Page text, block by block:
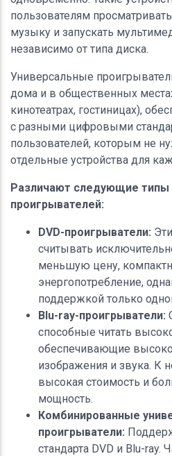
пользователям
музыку и запускать
независимо от типа диска.
Универсальные
дома и в общественных
кинотеатрах, гостиницах),
с разными цифровыми
пользователей, которым не
отдельные устройства для
Различают следующие типы
проигрывателей:
DVD-проигрыватели:
считывать
меньшую цену,
энергопотребление,
поддержкой только
Blu-ray-проигрыватели:
способные читать
обеспечивающие
изображения и звука. К
высокая стоимость и
мощность.
Комбинированные
проигрыватели:
стандарта DVD и Blu-ray.